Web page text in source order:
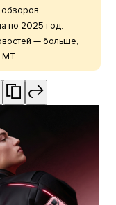
обзоров
по 2025 год.
— больше,
МТ.